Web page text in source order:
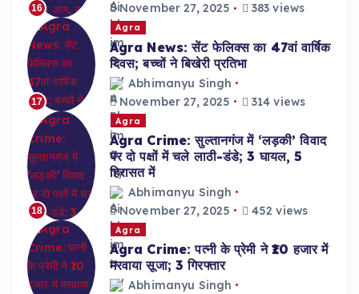
16
November 27, 2025
383 views
17
Agra
Agra News: सेंट फेलिक्स का 47वां वार्षिक
दिवस; बच्चों ने बिखेरी प्रतिभा
Abhimanyu Singh
November 27, 2025
314 views
18
Agra
Agra Crime: सुल्तानगंज में ‘लड़की’ विवाद
पर दो पक्षों में चले लाठी-डंडे; 3 घायल, 5
हिरासत में
Abhimanyu Singh
November 27, 2025
452 views
Agra
Agra Crime: पत्नी के प्रेमी ने ₹10 हजार में
मरवाया सूजा; 3 गिरफ्तार
Abhimanyu Singh